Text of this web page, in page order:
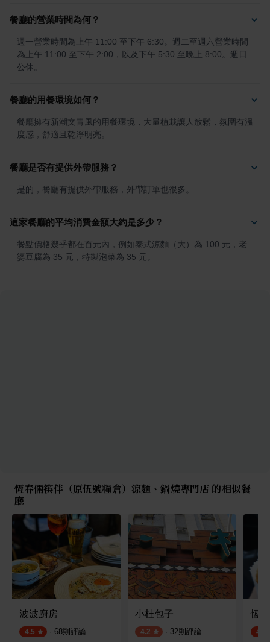
餐廳的營業時間為何？
週一營業時間為上午 11:00 至下午 6:30。週二至週六營業時間
為上午 11:00 至下午 2:00，以及下午 5:30 至晚上 8:00。週日
公休。
餐廳的用餐環境如何？
餐廳擁有新潮文青風的用餐環境，大量植栽讓人放鬆，氛圍有溫
度感，舒適且乾淨明亮。
餐廳是否有提供外帶服務？
是的，餐廳有提供外帶服務，外帶訂單也很多。
這家餐廳的平均消費金額大約是多少？
餐點價格幾乎都在百元內，例如泰式涼麵（大）為 100 元，老
婆豆腐為 35 元，特製泡菜為 35 元。
恆春倆筷伴（原伍號糧倉）涼麵、鍋燒專門店 的相似餐
廳
波波廚房
4.5 · 68則評論
小杜包子
4.2 · 32則評論
恆
4.4